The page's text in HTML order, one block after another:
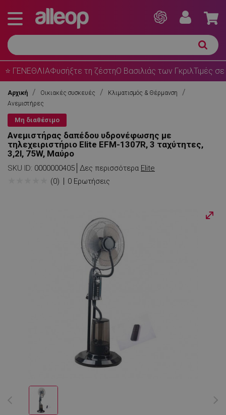
⭐ ΓΕΝΕΘΛΙΑΦυσήξτε τη ζέστηΟ Βασιλιάς των ΓκριλΤιμές σε
Αρχική Οικιακές συσκευές
Κλιματισμός & Θέρμανση
Ανεμιστήρες
Μη διαθέσιμο
Aνεμιστήρας δαπέδου υδρονέφωσης με
τηλεχειριστήριο Elite EFM-1307R, 3 ταχύτητες,
3,2l, 75W, Μαύρο
SKU ID: 0000000405 Δες περισσότερα Elite
(0) 0 Ερωτήσεις